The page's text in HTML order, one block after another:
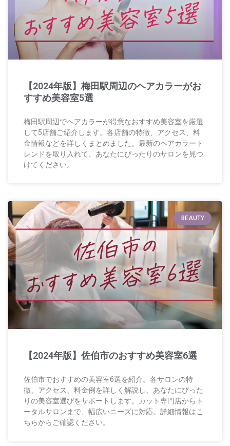
【2024年版】梅田駅周辺のヘアカラーがお
すすめ美容室5選
梅田駅周辺でヘアカラーが得意なおすすめ美容室を厳選
して5店舗ご紹介します。各店舗の特徴、アクセス、料
金情報などを詳しくまとめました。最新のヘアカラート
レンドを取り入れて、あなたにぴったりのサロンを見つ
けてください。
BEAUTY
【2024年版】佐伯市のおすすめ美容室6選
佐伯市でおすすめの美容室6選を紹介。各サロンの特
徴、アクセス、料金例を詳しく解説し、あなたにぴった
りの美容室選びをサポートします。カット専門店からト
ータルサロンまで、幅広いニーズに対応。詳細情報はこ
ちらからご確認ください。